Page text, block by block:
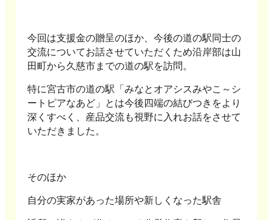
今回は支援金の贈呈のほか、今後の道の駅同士の
交流についてお話させていただくため沿岸部は山
田町から久慈市までの道の駅を訪問。
特に宮古市の道の駅「みなとオアシスみやこ～シ
ートピアなあど」とは今後四端の結びつきをより
深くすべく、産品交流も視野に入れお話をさせて
いただきました。
そのほか
自分の実家があった場所や新しくなった駅舎